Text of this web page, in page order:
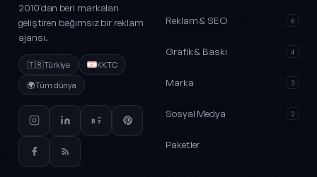
2010'dan beri markaları
geliştiren bağımsız bir reklam
ajansı.
🇹🇷Türkiye
KKTC
🌍Tüm dünya
Reklam & SEO 6
Grafik & Baskı 4
Marka 3
Sosyal Medya 2
Paketler